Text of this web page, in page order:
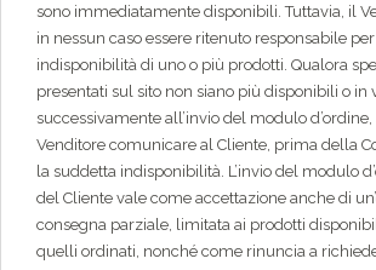
sono immediatamente disponibili. Tuttavia, il
in nessun caso essere ritenuto responsabile
indisponibilità di uno o più prodotti. Qualora
presentati sul sito non siano più disponibili o in
successivamente all’invio del modulo
Venditore comunicare al Cliente, prima della
la suddetta indisponibilità. L’invio del modulo
del Cliente vale come accettazione anche di
consegna parziale, limitata ai prodotti
quelli ordinati, nonché come rinuncia a